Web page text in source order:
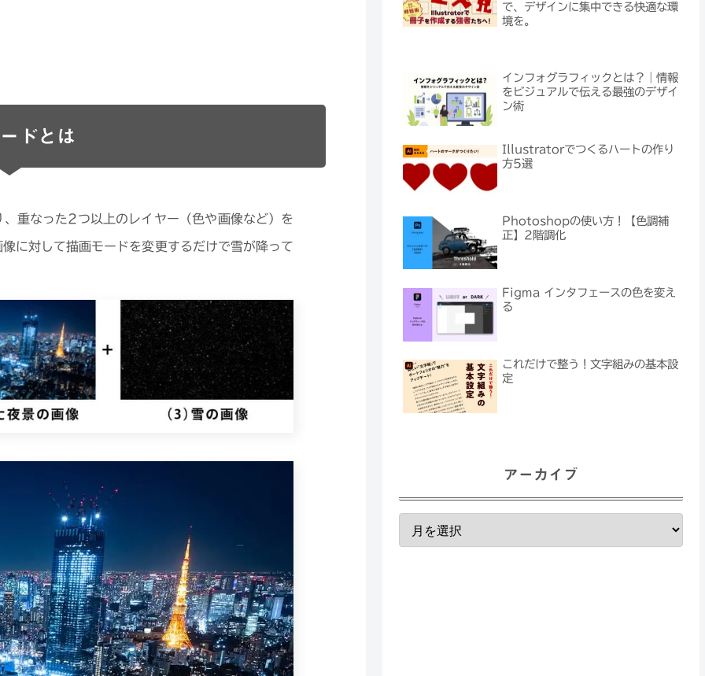
ドとは
重なった2つ以上のレイヤー（色や画像など）を
に対して描画モードを変更するだけで雪が降って
で、デザインに集中できる快適な環
境を。
インフォグラフィックとは？｜情報
をビジュアルで伝える最強のデザイ
ン術
Illustratorでつくるハートの作り
方5選
Photoshopの使い方！【色調補
正】2階調化
Figma インタフェースの色を変え
る
これだけで整う！文字組みの基本設
定
アーカイブ